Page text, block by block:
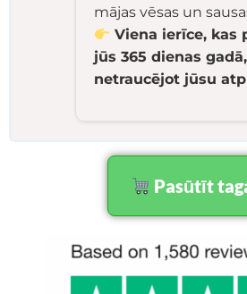
mājas vēsas un
Viena ierīce, kas
jūs 365 dienas gadā,
netraucējot jūsu
Pasūtīt